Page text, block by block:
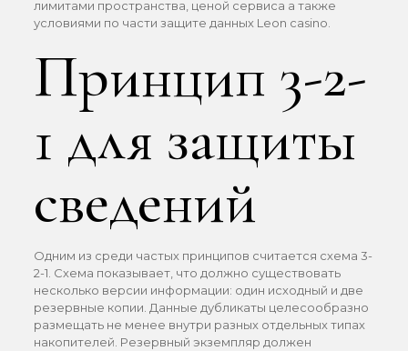
лимитами пространства, ценой сервиса а также
условиями по части защите данных Leon casino.
Принцип 3-2-
1 для защиты
сведений
Одним из среди частых принципов считается схема 3-
2-1. Схема показывает, что должно существовать
несколько версии информации: один исходный и две
резервные копии. Данные дубликаты целесообразно
размещать не менее внутри разных отдельных типах
накопителей. Резервный экземпляр должен